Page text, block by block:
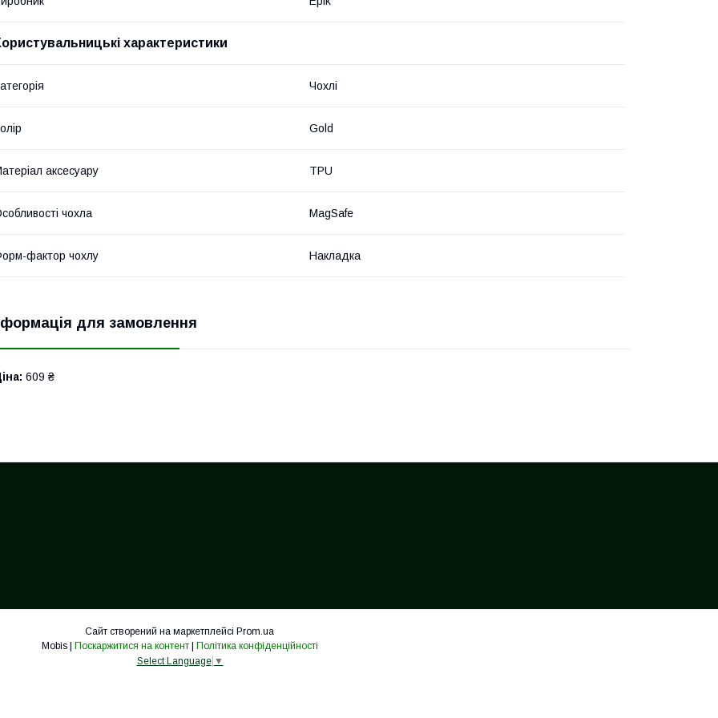
характеристики
Чохлі
Gold
аксесуару TPU
чохла MagSafe
фактор чохлу Накладка
для замовлення
609 ₴
Сайт створений на маркетплейсі Prom.ua
Mobis | Поскаржитися на контент | Політика конфіденційності
Select Language ▼